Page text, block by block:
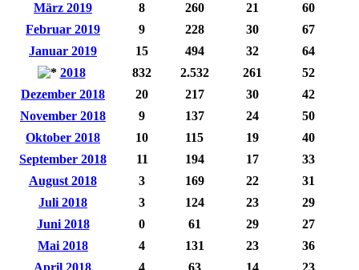
März 2019
8 260 21
60
Februar 2019
9 228 30
67
Januar 2019
15 494 32
64
2018
832 2.532 261
52
Dezember 2018
20 217 30
42
November 2018
9 137 24
50
Oktober 2018
10 115 19
40
September 2018
11 194 17
33
August 2018
3 169 22
31
Juli 2018
3 124 23
29
Juni 2018
0 61 29
27
Mai 2018
4 131 23
36